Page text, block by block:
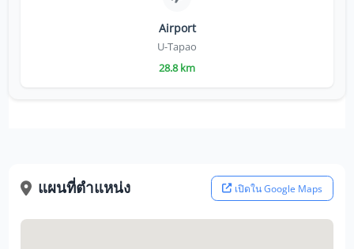
Airport
U-Tapao
28.8 km
แผนที่ตำแหน่ง เปิดใน Google Maps